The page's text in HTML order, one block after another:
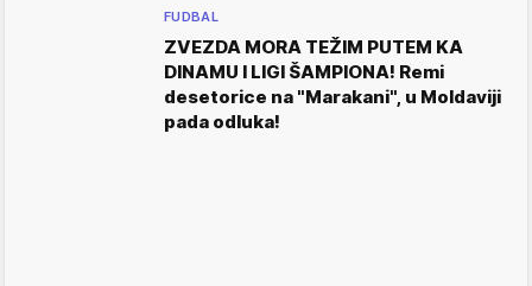
FUDBAL
ZVEZDA MORA TEŽIM PUTEM KA
DINAMU I LIGI ŠAMPIONA! Remi
desetorice na "Marakani", u Moldaviji
pada odluka!